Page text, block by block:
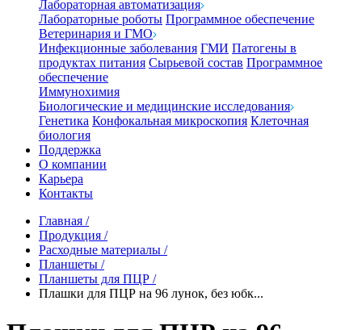
Лабораторная автоматизация
Лабораторные роботы Программное обеспечение
Ветеринария и ГМО
Инфекционные заболевания ГМИ Патогены в
продуктах питания Сырьевой состав Программное
обеспечение
Иммунохимия
Биологические и медицинские исследования
Генетика Конфокальная микроскопия Клеточная
биология
Поддержка
О компании
Карьера
Контакты
Главная /
Продукция /
Расходные материалы /
Планшеты /
Планшеты для ПЦР /
Плашки для ПЦР на 96 лунок, без юбк...